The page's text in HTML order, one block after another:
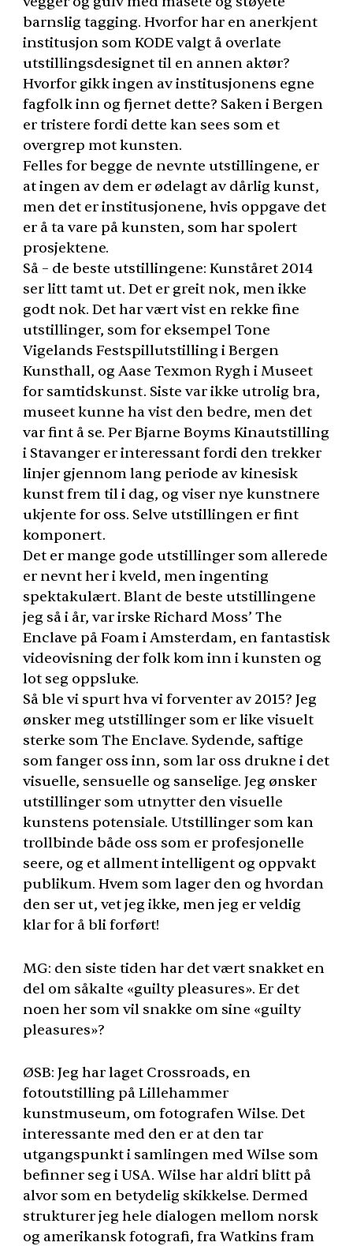
barnslig tagging. Hvorfor har en anerkjent
institusjon somKODEvalgt å overlate
utstillingsdesignet til en annen aktør?
Hvorfor gikk ingen av institusjonens egne
fagfolk inn og fjernet dette? Saken i Bergen
er tristere fordi dette kan sees som et
overgrep mot kunsten.
Felles for begge de nevnte utstillingene, er
at ingen av dem er ødelagt av dårlig kunst,
men det er institusjonene, hvis oppgave det
er å ta vare på kunsten, som har spolert
prosjektene.
Så – de beste utstillingene: Kunståret 2014
ser litt tamt ut. Det er greit nok, men ikke
godt nok. Det har vært vist en rekke fine
utstillinger, som for eksempel Tone
Vigelands Festspillutstilling i Bergen
Kunsthall, og Aase Texmon Rygh i Museet
for samtidskunst. Siste var ikke utrolig bra,
museet kunne ha vist den bedre, men det
var fint å se. Per Bjarne Boyms Kinautstilling
i Stavanger er interessant fordi den trekker
linjer gjennom lang periode av kinesisk
kunst frem til i dag, og viser nye kunstnere
ukjente for oss. Selve utstillingen er fint
komponert.
Det er mange gode utstillinger som allerede
er nevnt her i kveld, men ingenting
spektakulært. Blant de beste utstillingene
jeg så i år, var irske Richard Moss’ The
Enclave på Foam i Amsterdam, en fantastisk
videovisning der folk kom inn i kunsten og
lot seg oppsluke.
Så ble vi spurt hva vi forventer av 2015? Jeg
ønsker meg utstillinger som er like visuelt
sterke som The Enclave. Sydende, saftige
som fanger oss inn, som lar oss drukne i det
visuelle, sensuelle og sanselige. Jeg ønsker
utstillinger som utnytter den visuelle
kunstens potensiale. Utstillinger som kan
trollbinde både oss som er profesjonelle
seere, og et allment intelligent og oppvakt
publikum. Hvem som lager den og hvordan
den ser ut, vet jeg ikke, men jeg er veldig
klar for å bli forført!
MG: den siste tiden har det vært snakket en
del om såkalte «guilty pleasures». Er det
noen her som vil snakke om sine «guilty
pleasures»?
ØSB: Jeg har laget Crossroads, en
fotoutstilling på Lillehammer
kunstmuseum, om fotografen Wilse. Det
interessante med den er at den tar
utgangspunkt i samlingen med Wilse som
befinner seg iUSA. Wilse har aldri blitt på
alvor som en betydelig skikkelse. Dermed
strukturer jeg hele dialogen mellom norsk
og amerikansk fotografi, fra Watkins fram